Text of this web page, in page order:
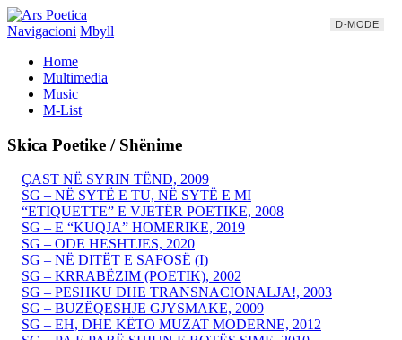
Navigacioni Mbyll
Home
Multimedia
Music
M-List
Skica Poetike / Shënime
ÇAST NË SYRIN TËND, 2009
SG – NË SYTË E TU, NË SYTË E MI
“ETIQUETTE” E VJETËR POETIKE, 2008
SG – E “KUQJA” HOMERIKE, 2019
SG – ODE HESHTJES, 2020
SG – NË DITËT E SAFOSË (I)
SG – KRRABËZIM (POETIK), 2002
SG – PESHKU DHE TRANSNACIONALJA!, 2003
SG – BUZËQESHJE GJYSMAKE, 2009
SG – EH, DHE KËTO MUZAT MODERNE, 2012
D-MODE